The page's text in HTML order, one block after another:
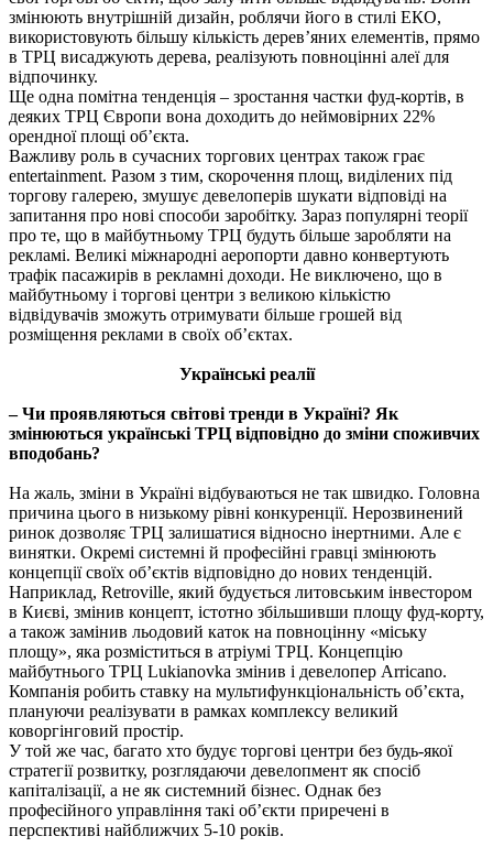
змінюють внутрішній дизайн, роблячи його в стилі ЕКО,
використовують більшу кількість дерев’яних елементів, прямо
в ТРЦ висаджують дерева, реалізують повноцінні алеї для
відпочинку.
Ще одна помітна тенденція – зростання частки фуд-кортів, в
деяких ТРЦ Європи вона доходить до неймовірних 22%
орендної площі об’єкта.
Важливу роль в сучасних торгових центрах також грає
entertainment. Разом з тим, скорочення площ, виділених під
торгову галерею, змушує девелоперів шукати відповіді на
запитання про нові способи заробітку. Зараз популярні теорії
про те, що в майбутньому ТРЦ будуть більше заробляти на
рекламі. Великі міжнародні аеропорти давно конвертують
трафік пасажирів в рекламні доходи. Не виключено, що в
майбутньому і торгові центри з великою кількістю
відвідувачів зможуть отримувати більше грошей від
розміщення реклами в своїх об’єктах.
Українські реалії
– Чи проявляються світові тренди в Україні? Як
змінюються українські ТРЦ відповідно до зміни споживчих
вподобань?
На жаль, зміни в Україні відбуваються не так швидко. Головна
причина цього в низькому рівні конкуренції. Нерозвинений
ринок дозволяє ТРЦ залишатися відносно інертними. Але є
винятки. Окремі системні й професійні гравці змінюють
концепції своїх об’єктів відповідно до нових тенденцій.
Наприклад, Retroville, який будується литовським інвестором
в Києві, змінив концепт, істотно збільшивши площу фуд-корту,
а також замінив льодовий каток на повноцінну «міську
площу», яка розміститься в атріумі ТРЦ. Концепцію
майбутнього ТРЦ Lukianovka змінив і девелопер Arricano.
Компанія робить ставку на мультифункціональність об’єкта,
плануючи реалізувати в рамках комплексу великий
коворгінговий простір.
У той же час, багато хто будує торгові центри без будь-якої
стратегії розвитку, розглядаючи девелопмент як спосіб
капіталізації, а не як системний бізнес. Однак без
професійного управління такі об’єкти приречені в
перспективі найближчих 5-10 років.